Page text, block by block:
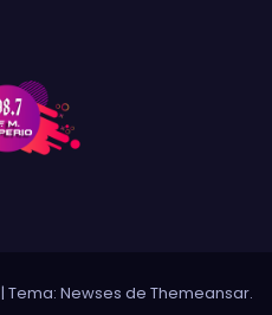
| Tema: Newses de Themeansar.